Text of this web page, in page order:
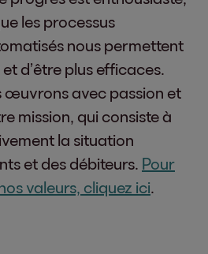
les processus
nous permettent
d’être plus efficaces.
œuvrons avec passion et
mission, qui consiste à
la situation
et des débiteurs. Pour
valeurs, cliquez ici.